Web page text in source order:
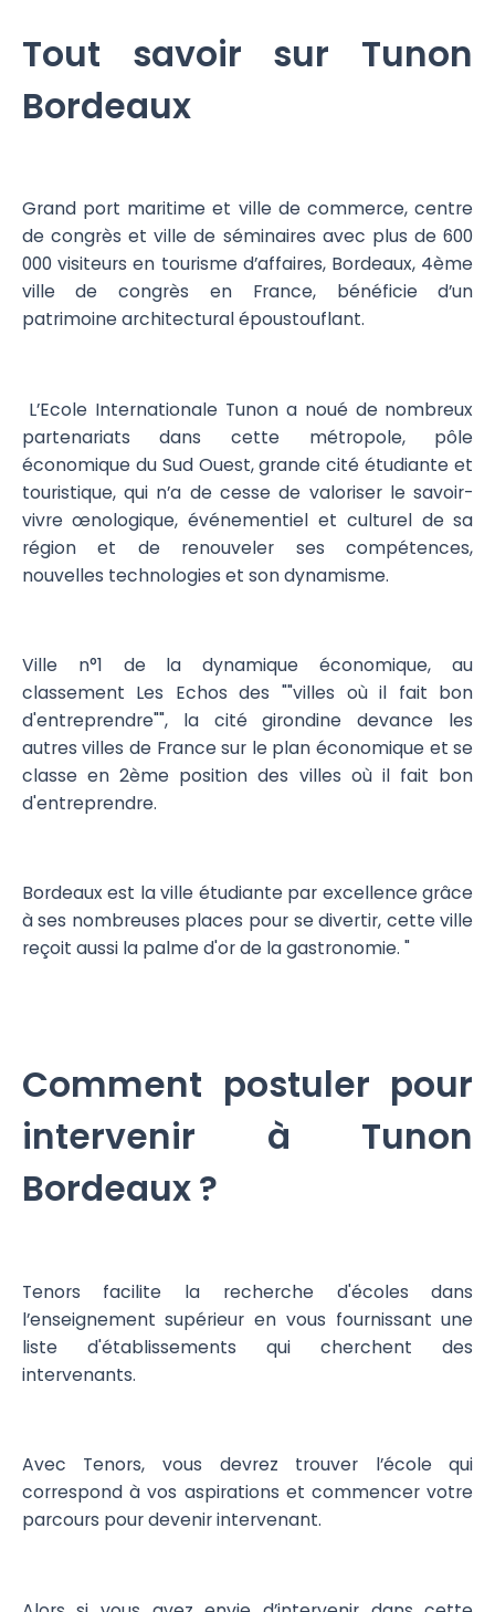
Tout savoir sur Tunon
Bordeaux
Grand port maritime et ville de commerce, centre
de congrès et ville de séminaires avec plus de 600
000 visiteurs en tourisme d’affaires, Bordeaux, 4ème
ville de congrès en France, bénéficie d’un
patrimoine architectural époustouflant.
L’Ecole Internationale Tunon a noué de nombreux
partenariats dans cette métropole, pôle
économique du Sud Ouest, grande cité étudiante et
touristique, qui n’a de cesse de valoriser le savoir-
vivre œnologique, événementiel et culturel de sa
région et de renouveler ses compétences,
nouvelles technologies et son dynamisme.
Ville n°1 de la dynamique économique, au
classement Les Echos des ""villes où il fait bon
d'entreprendre"", la cité girondine devance les
autres villes de France sur le plan économique et se
classe en 2ème position des villes où il fait bon
d'entreprendre.
Bordeaux est la ville étudiante par excellence grâce
à ses nombreuses places pour se divertir, cette ville
reçoit aussi la palme d'or de la gastronomie. "
Comment postuler pour
intervenir à Tunon
Bordeaux ?
Tenors facilite la recherche d'écoles dans
l’enseignement supérieur en vous fournissant une
liste d'établissements qui cherchent des
intervenants.
Avec Tenors, vous devrez trouver l’école qui
correspond à vos aspirations et commencer votre
parcours pour devenir intervenant.